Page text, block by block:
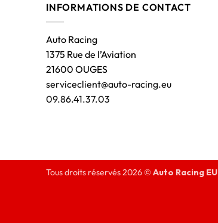
INFORMATIONS DE CONTACT
Auto Racing
1375 Rue de l’Aviation
21600 OUGES
serviceclient@auto-racing.eu
09.86.41.37.03
Tous droits réservés 2026 © Auto Racing EU